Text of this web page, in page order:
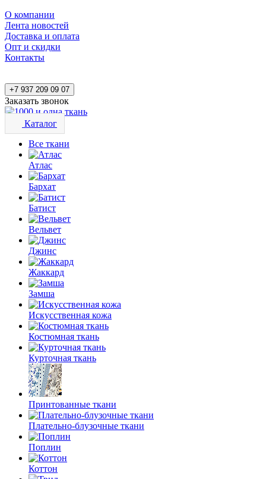
О компании
Лента новостей
Доставка и оплата
Опт и скидки
Контакты
+7 937 209 09 07
Заказать звонок
Каталог
Все ткани
Атлас
Бархат
Батист
Вельвет
Джинс
Жаккард
Замша
Искусственная кожа
Костюмная ткань
Курточная ткань
Принтованные ткани
Плательно-блузочные ткани
Поплин
Коттон